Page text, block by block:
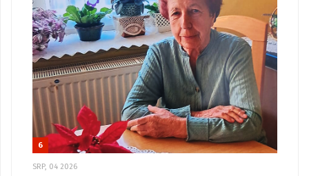
6
SRP, 04 2026